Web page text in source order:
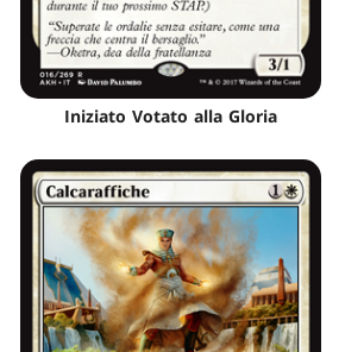
Iniziato Votato alla Gloria